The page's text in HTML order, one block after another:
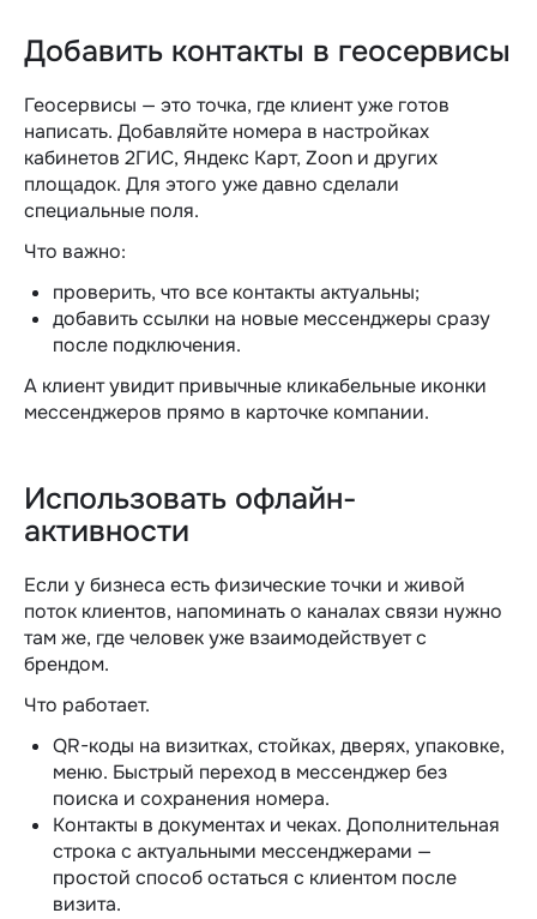
Добавить контакты в геосервисы
Геосервисы — это точка, где клиент уже готов
написать. Добавляйте номера в настройках
кабинетов 2ГИС, Яндекс Карт, Zoon и других
площадок. Для этого уже давно сделали
специальные поля.
Что важно:
проверить, что все контакты актуальны;
добавить ссылки на новые мессенджеры сразу
после подключения.
А клиент увидит привычные кликабельные иконки
мессенджеров прямо в карточке компании.
Использовать офлайн-
активности
Если у бизнеса есть физические точки и живой
поток клиентов, напоминать о каналах связи нужно
там же, где человек уже взаимодействует с
брендом.
Что работает.
QR-коды на визитках, стойках, дверях, упаковке,
меню. Быстрый переход в мессенджер без
поиска и сохранения номера.
Контакты в документах и чеках. Дополнительная
строка с актуальными мессенджерами —
простой способ остаться с клиентом после
визита.